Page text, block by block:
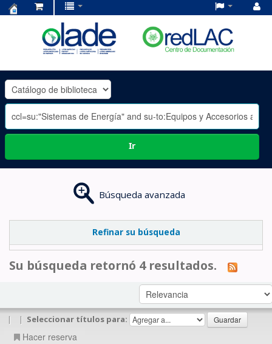
OLADE
-
Ir
Búsqueda avanzada
Refinar su búsqueda
Su búsqueda retornó 4 resultados.
| | Seleccionar títulos para:
Hacer reserva